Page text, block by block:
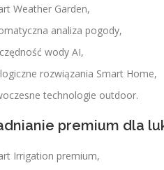
Weather Garden,
analiza pogody,
wody AI,
rozwiązania Smart Home,
technologie outdoor.
premium dla
Irrigation premium,